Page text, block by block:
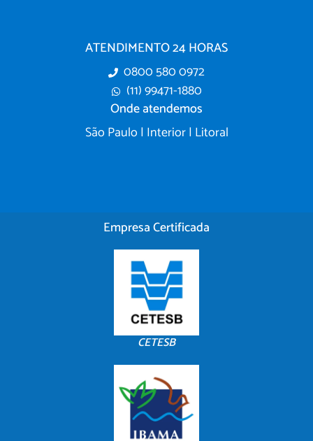
ATENDIMENTO 24 HORAS
0800 580 0972
(11) 99471-1880
Onde atendemos
São Paulo | Interior | Litoral
Empresa Certificada
CETESB